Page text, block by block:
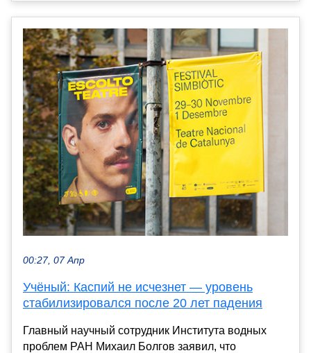
00:27, 07 Апр
Учёный: Каспий не исчезнет — уровень
стабилизировался после 20 лет падения
Главный научный сотрудник Института водных
проблем РАН Михаил Болгов заявил, что